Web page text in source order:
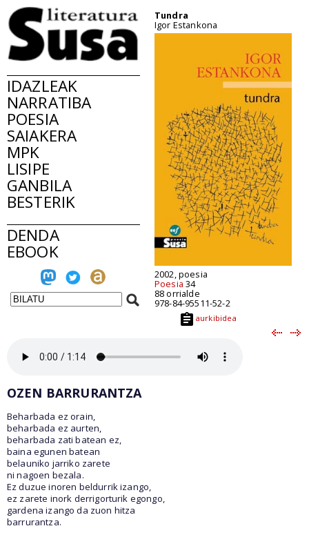
IDAZLEAK
NARRATIBA
POESIA
SAIAKERA
MPK
LISIPE
GANBILA
BESTERIK
DENDA
EBOOK
Tundra
Igor Estankona
2002, poesia
Poesia 34
88 orrialde
978-84-95511-52-2
aurkibidea
OZEN BARRURANTZA
Beharbada ez orain,
beharbada ez aurten,
beharbada zati batean ez,
baina egunen batean
belauniko jarriko zarete
ni nagoen bezala.
Ez duzue inoren beldurrik izango,
ez zarete inork derrigorturik egongo,
gardena izango da zuon hitza
barrurantza.